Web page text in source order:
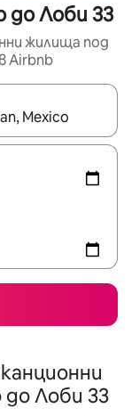
до Лоби 33
жилища под
Airbnb
Лоби 33